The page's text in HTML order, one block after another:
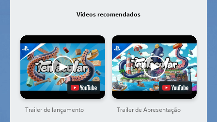
Vídeos recomendados
Trailer de lançamento Trailer de Apresentação